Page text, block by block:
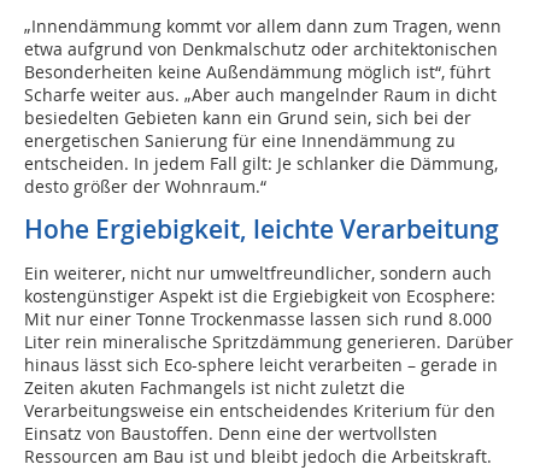
„Innendämmung kommt vor allem dann zum Tragen, wenn
etwa aufgrund von Denkmalschutz oder architektonischen
Besonderheiten keine Außendämmung möglich ist“, führt
Scharfe weiter aus. „Aber auch mangelnder Raum in dicht
besiedelten Gebieten kann ein Grund sein, sich bei der
energetischen Sanierung für eine Innendämmung zu
entscheiden. In jedem Fall gilt: Je schlanker die Dämmung,
desto größer der Wohnraum.“
Hohe Ergiebigkeit, leichte Verarbeitung
Ein weiterer, nicht nur umweltfreundlicher, sondern auch
kostengünstiger Aspekt ist die Ergiebigkeit von Ecosphere:
Mit nur einer Tonne Trockenmasse lassen sich rund 8.000
Liter rein mineralische Spritzdämmung generieren. Darüber
hinaus lässt sich Eco-sphere leicht verarbeiten – gerade in
Zeiten akuten Fachmangels ist nicht zuletzt die
Verarbeitungsweise ein entscheidendes Kriterium für den
Einsatz von Baustoffen. Denn eine der wertvollsten
Ressourcen am Bau ist und bleibt jedoch die Arbeitskraft.